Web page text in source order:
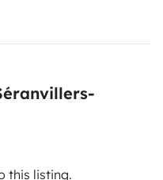
this listing.